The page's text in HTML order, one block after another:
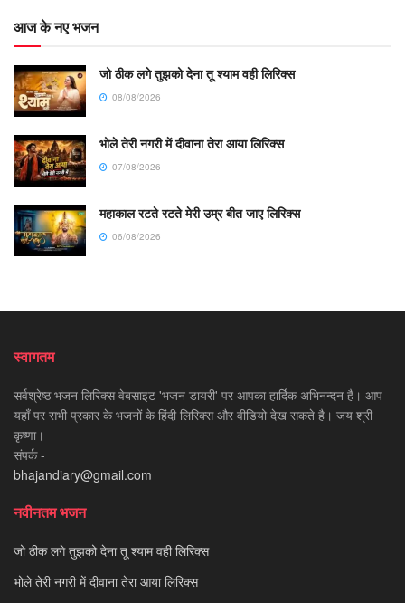
आज के नए भजन
जो ठीक लगे तुझको देना तू श्याम वही लिरिक्स
08/08/2026
भोले तेरी नगरी में दीवाना तेरा आया लिरिक्स
07/08/2026
महाकाल रटते रटते मेरी उम्र बीत जाए लिरिक्स
06/08/2026
स्वागतम
सर्वश्रेष्ठ भजन लिरिक्स वेबसाइट 'भजन डायरी' पर आपका हार्दिक अभिनन्दन है। आप
यहाँ पर सभी प्रकार के भजनों के हिंदी लिरिक्स और वीडियो देख सकते है। जय श्री
कृष्णा।
संपर्क -
bhajandiary@gmail.com
नवीनतम भजन
जो ठीक लगे तुझको देना तू श्याम वही लिरिक्स
भोले तेरी नगरी में दीवाना तेरा आया लिरिक्स